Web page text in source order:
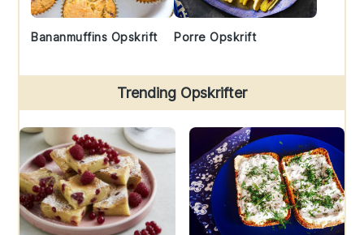
Bananmuffins Opskrift Porre Opskrift
Trending Opskrifter